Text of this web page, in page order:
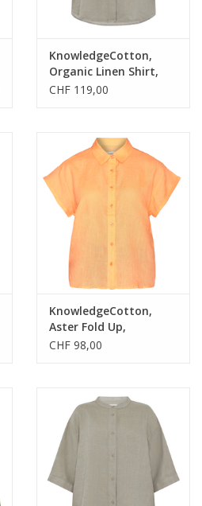
KnowledgeCotton,
Organic Linen Shirt,
twill, M
CHF 119,00
KnowledgeCotton,
Aster Fold Up,
cadmium orange, L
CHF 98,00